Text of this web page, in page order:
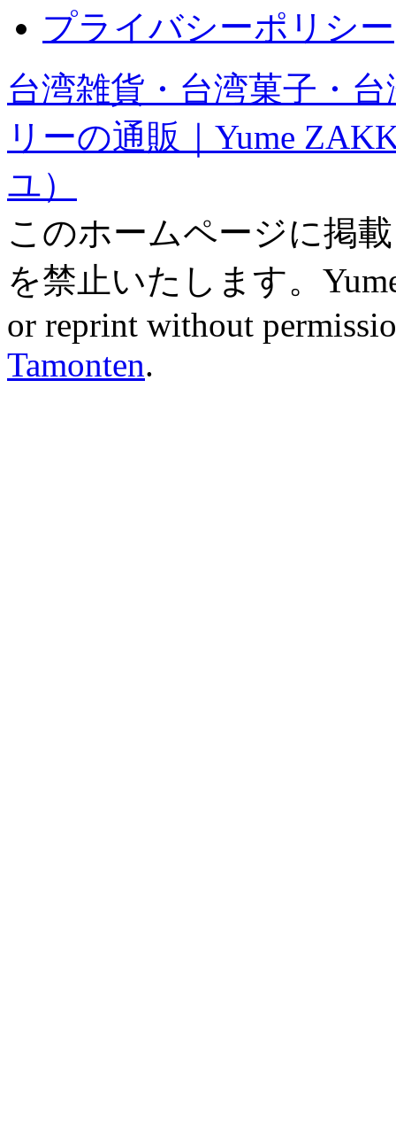
プライバシーポリシー
台湾雑貨・台湾菓子・
リーの通販｜Yume
ユ）
このホームページに掲
を禁止いたします。
or reprint without
Tamonten.